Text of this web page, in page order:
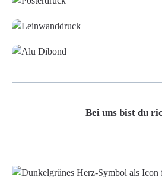
Bei uns bist du